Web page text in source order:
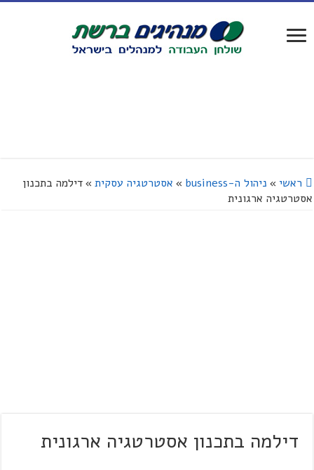
ראשי » ניהול ה-business » אסטרטגיה עסקית »דילמה בתכנון
אסטרטגיה ארגונית
דילמה בתכנון אסטרטגיה ארגונית